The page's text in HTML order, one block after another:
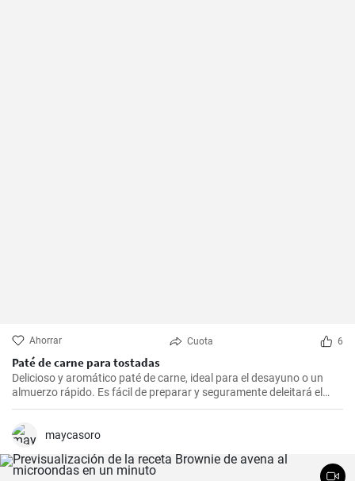
Ahorrar Cuota 6
Paté de carne para tostadas
Delicioso y aromático paté de carne, ideal para el desayuno o un
almuerzo rápido. Es fácil de preparar y seguramente deleitará el
paladar de todos los amantes de la carne.
maycasoro